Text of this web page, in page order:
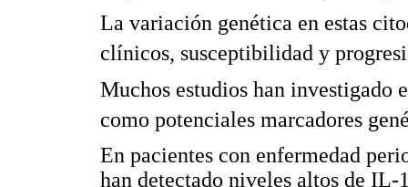
La variación genética en estas
clínicos, susceptibilidad y
Muchos estudios han
como potenciales marcadores
En pacientes con enfermedad
han detectado niveles altos de